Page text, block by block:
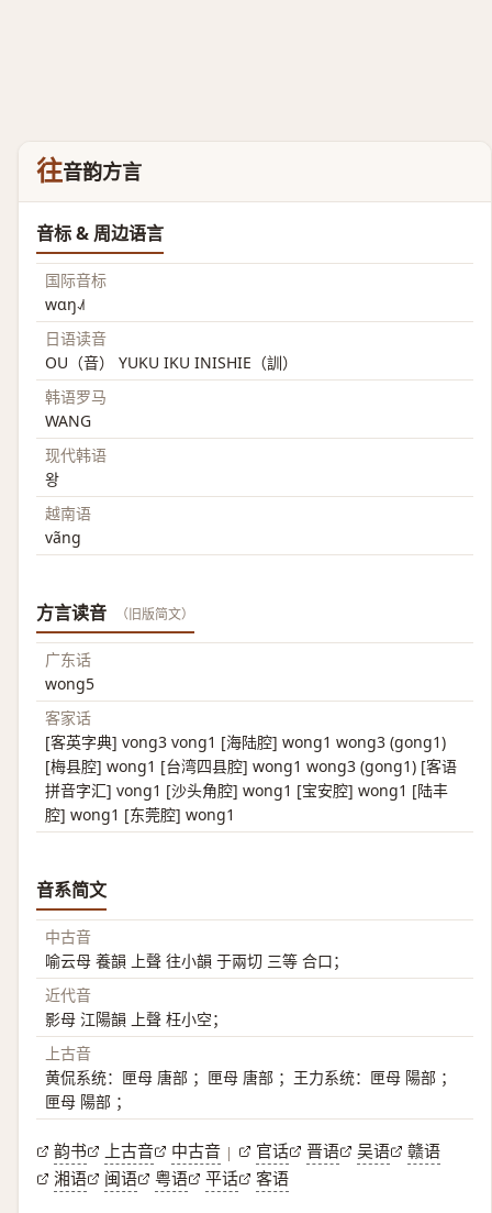
往音韵方言
音标 & 周边语言
国际音标
wɑŋ˨˩˦
日语读音
OU（音） YUKU IKU INISHIE（訓）
韩语罗马
WANG
现代韩语
왕
越南语
vãng
方言读音 （旧版简文）
广东话
wong5
客家话
[客英字典] vong3 vong1 [海陆腔] wong1 wong3 (gong1)
[梅县腔] wong1 [台湾四县腔] wong1 wong3 (gong1) [客语
拼音字汇] vong1 [沙头角腔] wong1 [宝安腔] wong1 [陆丰
腔] wong1 [东莞腔] wong1
音系简文
中古音
喻云母 養韻 上聲 往小韻 于兩切 三等 合口；
近代音
影母 江陽韻 上聲 枉小空；
上古音
黄侃系统：匣母 唐部 ；匣母 唐部 ；王力系统：匣母 陽部 ；
匣母 陽部 ；
韵书 上古音 中古音 | 官话 晋语 吴语
赣语
湘语
闽语 粤语 平话 客语